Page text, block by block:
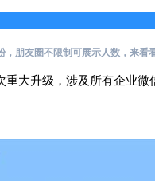
朋友圈不限制可展示人数，来看
大升级，涉及所有企业微